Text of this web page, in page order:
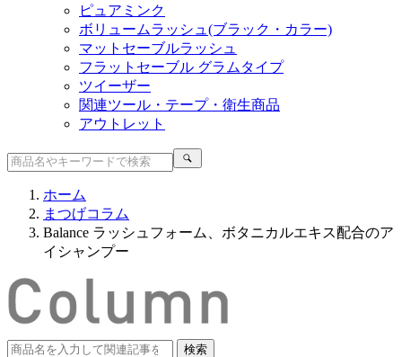
ピュアミンク
ボリュームラッシュ(ブラック・カラー)
マットセーブルラッシュ
フラットセーブル グラムタイプ
ツイーザー
関連ツール・テープ・衛生商品
アウトレット
ホーム
まつげコラム
Balance ラッシュフォーム、ボタニカルエキス配合のア
イシャンプー